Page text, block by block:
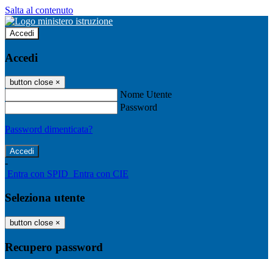
Salta al contenuto
Accedi
Accedi
button close ×
Nome Utente
Password
Password dimenticata?
-
Entra con SPID Entra con CIE
Seleziona utente
button close ×
Recupero password